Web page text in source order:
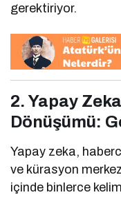
gerektiriyor.
2. Yapay
Dönüşümü:
Yapay zeka,
ve kürasyon
içinde binlerce